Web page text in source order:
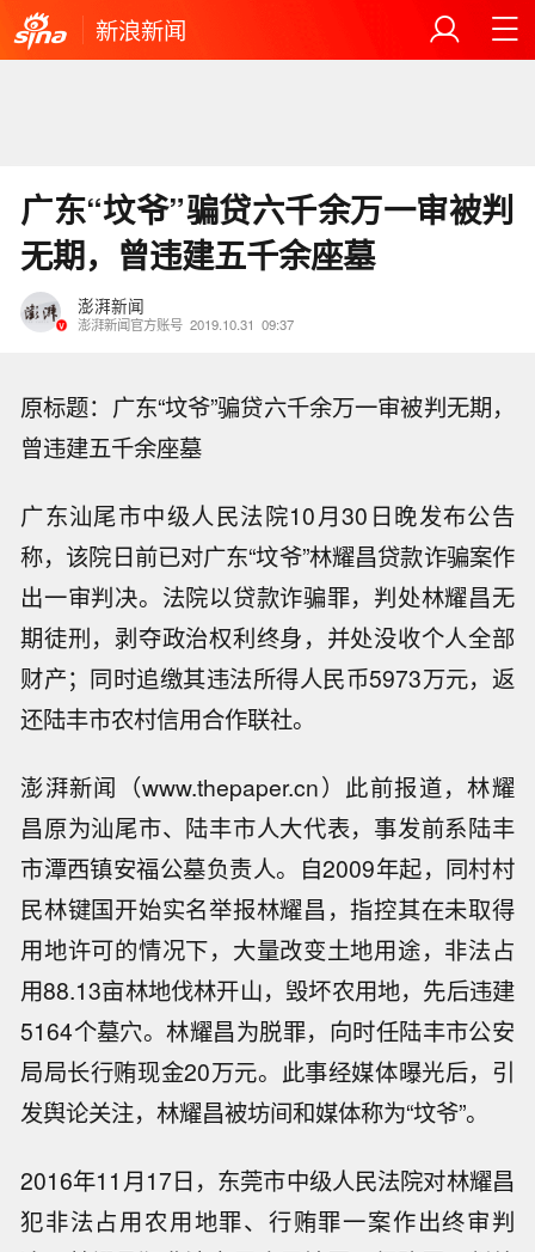
新浪新闻
广东“坟爷”骗贷六千余万一审被判
无期，曾违建五千余座墓
澎湃新闻
澎湃新闻官方账号 2019.10.31 09:37
原标题：广东“坟爷”骗贷六千余万一审被判无期，
曾违建五千余座墓
广东汕尾市中级人民法院10月30日晚发布公告
称，该院日前已对广东“坟爷”林耀昌贷款诈骗案作
出一审判决。法院以贷款诈骗罪，判处林耀昌无
期徒刑，剥夺政治权利终身，并处没收个人全部
财产；同时追缴其违法所得人民币5973万元，返
还陆丰市农村信用合作联社。
澎湃新闻（www.thepaper.cn）此前报道，林耀
昌原为汕尾市、陆丰市人大代表，事发前系陆丰
市潭西镇安福公墓负责人。自2009年起，同村村
民林键国开始实名举报林耀昌，指控其在未取得
用地许可的情况下，大量改变土地用途，非法占
用88.13亩林地伐林开山，毁坏农用地，先后违建
5164个墓穴。林耀昌为脱罪，向时任陆丰市公安
局局长行贿现金20万元。此事经媒体曝光后，引
发舆论关注，林耀昌被坊间和媒体称为“坟爷”。
2016年11月17日，东莞市中级人民法院对林耀昌
犯非法占用农用地罪、行贿罪一案作出终审判